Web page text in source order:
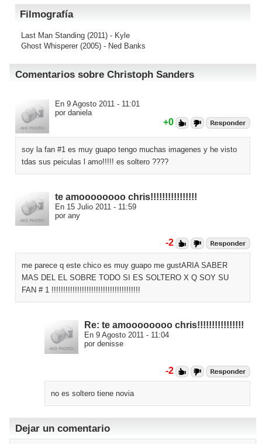
Filmografía
Last Man Standing (2011) - Kyle
Ghost Whisperer (2005) - Ned Banks
Comentarios sobre Christoph Sanders
En 9 Agosto 2011 - 11:01
por daniela
+0
soy la fan #1 es muy guapo tengo muchas imagenes y he visto
tdas sus peiculas l amo!!!!! es soltero ????
te amoooooooo chris!!!!!!!!!!!!!!!!
En 15 Julio 2011 - 11:59
por any
-2
me parece q este chico es muy guapo me gustARIA SABER
MAS DEL EL SOBRE TODO SI ES SOLTERO X Q SOY SU
FAN # 1 !!!!!!!!!!!!!!!!!!!!!!!!!!!!!!!!!!!!!!
Re: te amoooooooo chris!!!!!!!!!!!!!!!!
En 9 Agosto 2011 - 11:04
por denisse
-2
no es soltero tiene novia
Dejar un comentario